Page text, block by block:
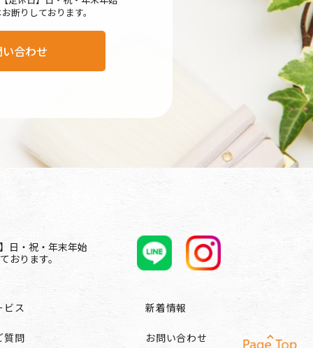
断りしております。
合わせ
日・祝・年末年始
おります。
ビス
質問
新着情報
お問い合わせ